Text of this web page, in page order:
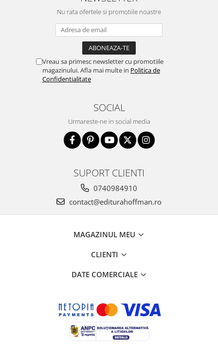
Nu rata ofertele si promotiile noastre
Vreau sa primesc newsletter cu promotiile
magazinului. Afla mai multe in Politica de
Confidentialitate
SOCIAL
Urmareste-ne in social media
SUPORT CLIENTI
0740984910
contact@editurahoffman.ro
MAGAZINUL MEU
CLIENTI
DATE COMERCIALE